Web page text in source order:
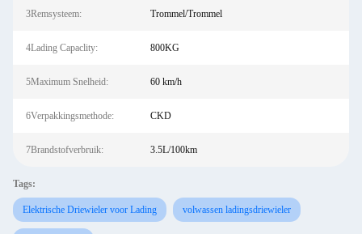
3Remsysteem: Trommel/Trommel
4Lading Capaclity: 800KG
5Maximum Snelheid: 60 km/h
6Verpakkingsmethode: CKD
7Brandstofverbruik: 3.5L/100km
Tags:
Elektrische Driewieler voor Lading volwassen ladingsdriewieler